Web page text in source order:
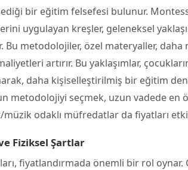
bir eğitim felsefesi bulunur.
uygulayan kreşler, geleneksel
Bu metodolojiler, özel materyaller, daha
artırır. Bu yaklaşımlar,
daha kişiselleştirilmiş bir eğitim
metodolojiyi seçmek, uzun vadede en
müzik odaklı müfredatlar da fiyatları
Fiziksel Şartlar
fiyatlandırmada önemli bir rol oynar.